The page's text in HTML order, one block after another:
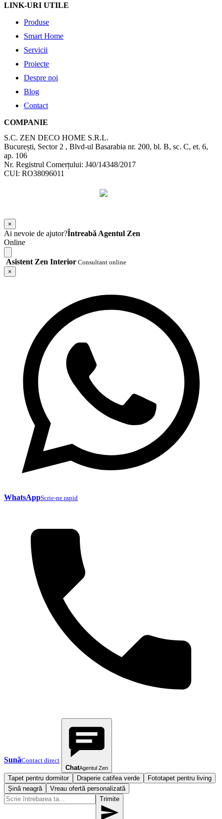
LINK-URI UTILE
Produse
Smart Home
Servicii
Proiecte
Despre noi
Blog
Contact
COMPANIE
S.C. ZEN DECO HOME S.R.L.
București, Sector 2 , Blvd-ul Basarabia nr. 200, bl. B, sc. C, et. 6,
ap. 106
Nr. Registrul Comerțului: J40/14348/2017
CUI: RO38096011
×
Ai nevoie de ajutor?Întreabă Agentul Zen
Online
Asistent Zen Interior Consultant online
×
WhatsAppScrie-ne rapid
SunăContact direct
ChatAgentul Zen
Tapet pentru dormitor Draperie catifea verde
Fototapet pentru living
Șină neagră
Vreau ofertă personalizată
Trimite